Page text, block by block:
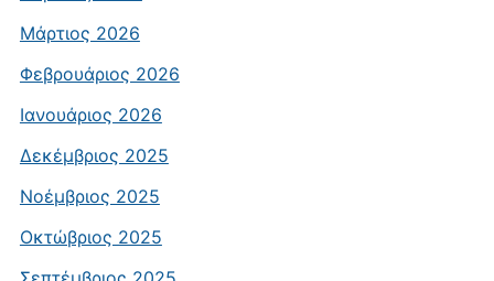
Μάρτιος 2026
Φεβρουάριος 2026
Ιανουάριος 2026
Δεκέμβριος 2025
Νοέμβριος 2025
Οκτώβριος 2025